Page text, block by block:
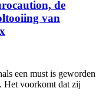
de
van
een must is geworden
Het voorkomt dat zij